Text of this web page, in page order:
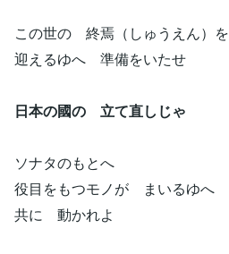
この世の 終焉（しゅうえん）を
迎えるゆへ 準備をいたせ
日本の國の 立て直しじゃ
ソナタのもとへ
役目をもつモノが まいるゆへ
共に 動かれよ